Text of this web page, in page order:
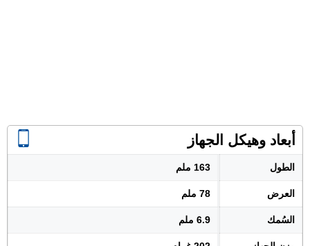
أبعاد وهيكل الجهاز
الطول 163 ملم
العرض 78 ملم
السُمك 6.9 ملم